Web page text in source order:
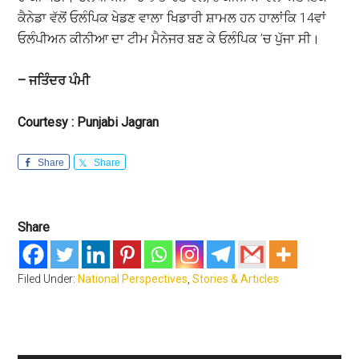
ਕੈਨੇਡਾ ਵੱਲੋਂ ਓਲੰਪਿਕ ਖੇਡਣ ਵਾਲਾ ਖਿਡਾਰੀ ਸ਼ਾਮਲ ਹਨ ਹਾਲਾਂਕਿ 14ਵਾਂ
ਓਲੰਪੀਅਨ ਕੀਨੀਆ ਦਾ ਟੀਮ ਮੈਨੇਜਰ ਬਣ ਕੇ ਓਲੰਪਿਕ ’ਚ ਪੁੱਜਾ ਸੀ।
–ਜਤਿੰਦਰ ਪੰਮੀ
Courtesy : Punjabi Jagran
Share Share
Share
Filed Under: National Perspectives ,Stories & Articles